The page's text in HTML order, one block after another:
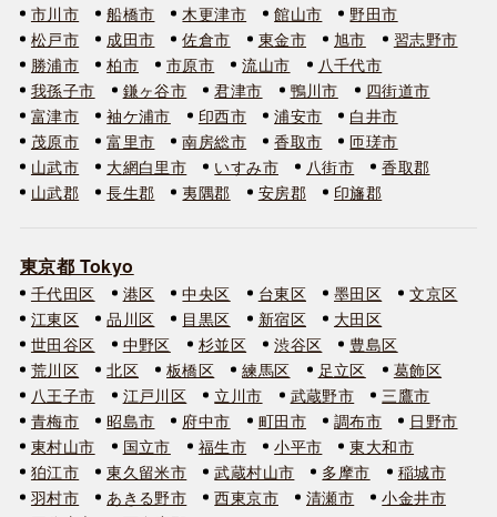
市川市
船橋市 木更津市 館山市
野田市
松戸市
成田市 佐倉市 東金市 旭市
習志野市
勝浦市
柏市 市原市 流山市
八千代市
我孫子市
鎌ヶ谷市 君津市 鴨川市
四街道市
富津市
袖ケ浦市 印西市 浦安市
白井市
茂原市
富里市 南房総市 香取市
匝瑳市
山武市
大網白里市 いすみ市 八街市
香取郡
山武郡
長生郡 夷隅郡 安房郡 印旛郡
東京都 Tokyo
千代田区 港区 中央区 台東区 墨田区
文京区
江東区
品川区 目黒区 新宿区
大田区
世田谷区
中野区 杉並区 渋谷区
豊島区
荒川区
北区 板橋区 練馬区 足立区
葛飾区
八王子市
江戸川区 立川市 武蔵野市
三鷹市
青梅市
昭島市 府中市 町田市 調布市
日野市
東村山市
国立市 福生市 小平市
東大和市
狛江市
東久留米市 武蔵村山市 多摩市
稲城市
羽村市
あきる野市 西東京市 清瀬市
小金井市